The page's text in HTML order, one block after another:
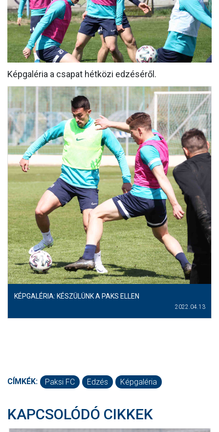
MÉRKŐZÉSEK
KLUB
GALÉRIA
SZURKOLÓI ÉLMÉNYEK
AKKREDITÁCIÓ
Képgaléria a csapat hétközi edzéséről.
KÉPGALÉRIA: KÉSZÜLÜNK A PAKS ELLEN
2022.04.13
CÍMKÉK: Paksi FC Edzés Képgaléria
KAPCSOLÓDÓ CIKKEK